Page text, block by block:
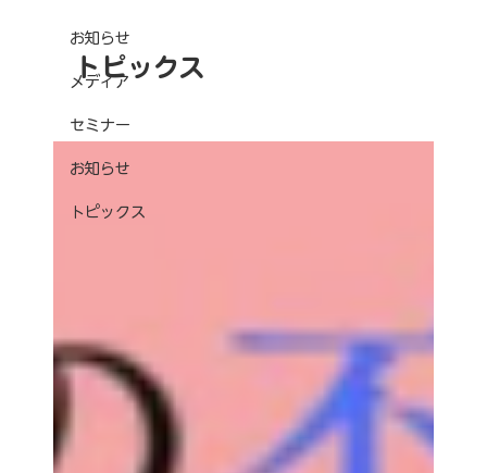
お知らせ
メディア
セミナー
お知らせ
トピックス
トピックス